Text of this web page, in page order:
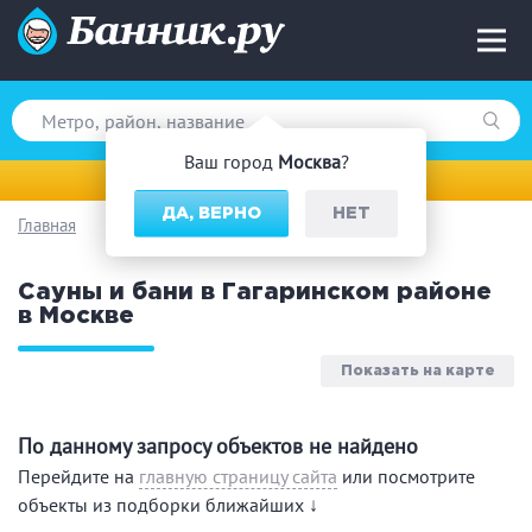
Ваш город Москва?
ДА, ВЕРНО НЕТ
Вид парной
Русская баня
Финская сауна
Турецкая баня
На дровах
Поводы
Загородный отдых
Главная
Сауны и бани в Гагаринском районе
в Москве
Показать на карте
По данному запросу объектов не найдено
Перейдите на главную страницу сайта или посмотрите
объекты из подборки ближайших ↓